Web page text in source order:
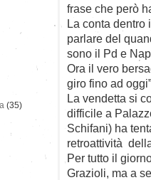
frase che però
La conta dentro
parlare del
sono il Pd e
Ora il vero
giro fino ad
La vendetta si
difficile a
Schifani) ha
retroattività
Per tutto il
Grazioli, ma a
(35)